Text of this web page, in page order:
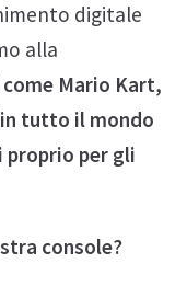
digitale
alla
Mario Kart,
tutto il mondo
proprio per gli
console?